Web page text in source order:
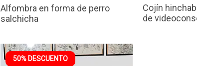
Alfombra en forma de perro
salchicha
Cojín
de
50% DESCUENTO